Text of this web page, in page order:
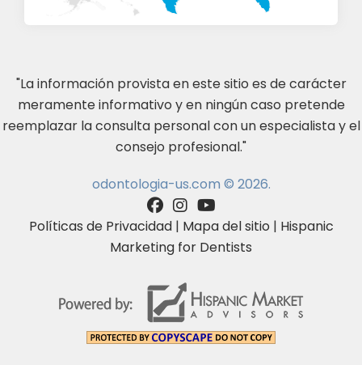
"La información provista en este sitio es de carácter
meramente informativo y en ningún caso pretende
reemplazar la consulta personal con un especialista y el
consejo profesional."
odontologia-us.com © 2026.
Políticas de Privacidad| Mapa del sitio | Hispanic
Marketing for Dentists